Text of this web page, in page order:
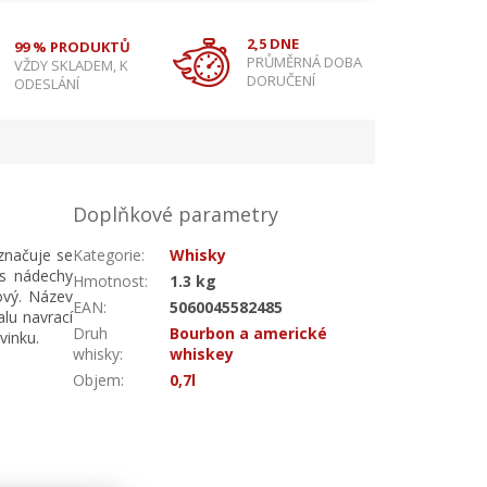
99 % PRODUKTŮ
VŽDY SKLADEM, K
ODESLÁNÍ
2,5 DNE
PRŮMĚRNÁ DOBA
DORUČENÍ
se
nádechy
Název
navrací
Doplňkové parametry
Kategorie:
Whisky
Hmotnost:
1.3 kg
EAN:
5060045582485
Druh
whisky:
Bourbon a americké
whiskey
Objem: 0,7l